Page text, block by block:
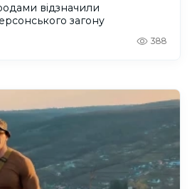
відзначили
загону
388